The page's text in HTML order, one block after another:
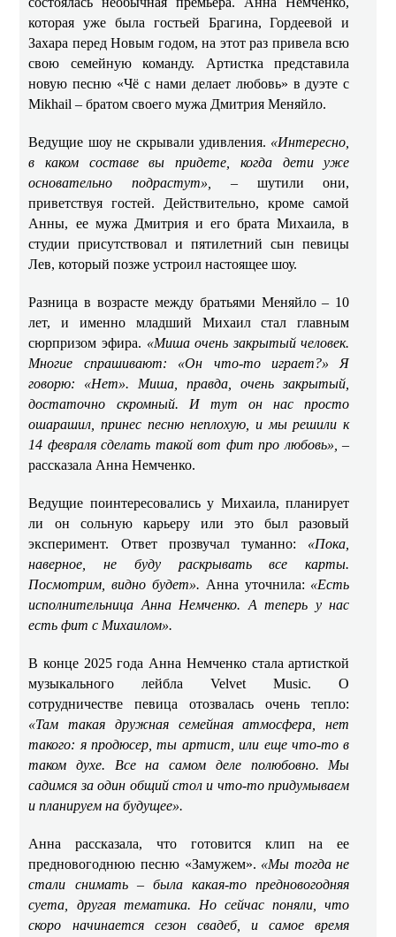
которая уже была гостьей Брагина, Гордеевой и
Захара перед Новым годом, на этот раз привела всю
свою семейную команду. Артистка представила
новую песню «Чё с нами делает любовь» в дуэте с
Mikhail – братом своего мужа Дмитрия Меняйло.
Ведущие шоу не скрывали удивления. «Интересно,
в каком составе вы придете, когда дети уже
основательно подрастут», – шутили они,
приветствуя гостей. Действительно, кроме самой
Анны, ее мужа Дмитрия и его брата Михаила, в
студии присутствовал и пятилетний сын певицы
Лев, который позже устроил настоящее шоу.
Разница в возрасте между братьями Меняйло – 10
лет, и именно младший Михаил стал главным
сюрпризом эфира. «Миша очень закрытый человек.
Многие спрашивают: «Он что-то играет?» Я
говорю: «Нет». Миша, правда, очень закрытый,
достаточно скромный. И тут он нас просто
ошарашил, принес песню неплохую, и мы решили к
14 февраля сделать такой вот фит про любовь»,–
рассказала Анна Немченко.
Ведущие поинтересовались у Михаила, планирует
ли он сольную карьеру или это был разовый
эксперимент. Ответ прозвучал туманно: «Пока,
наверное, не буду раскрывать все карты.
Посмотрим, видно будет». Анна уточнила: «Есть
исполнительница Анна Немченко. А теперь у нас
есть фит с Михаилом».
В конце 2025 года Анна Немченко стала артисткой
музыкального лейбла Velvet Music. О
сотрудничестве певица отозвалась очень тепло:
«Там такая дружная семейная атмосфера, нет
такого: я продюсер, ты артист, или еще что-то в
таком духе. Все на самом деле полюбовно. Мы
садимся за один общий стол и что-то придумываем
и планируем на будущее».
Анна рассказала, что готовится клип на ее
предновогоднюю песню «Замужем». «Мы тогда не
стали снимать – была какая-то предновогодняя
суета, другая тематика. Но сейчас поняли, что
скоро начинается сезон свадеб, и самое время